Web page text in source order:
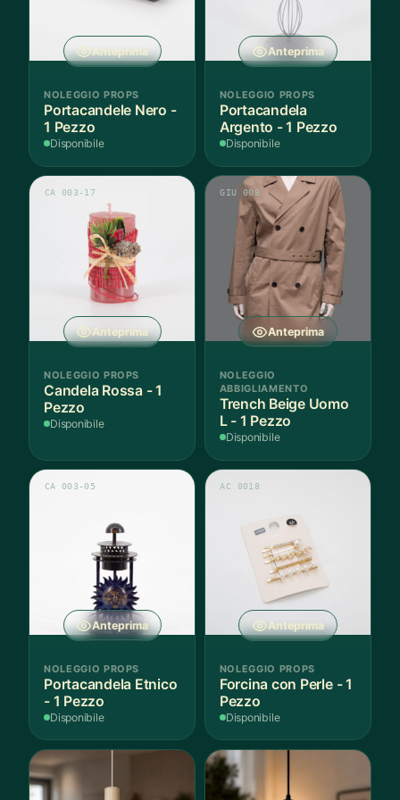
Anteprima
NOLEGGIO PROPS
Portacandele Nero -
1 Pezzo
Disponibile
Anteprima
NOLEGGIO PROPS
Portacandela
Argento - 1 Pezzo
Disponibile
Anteprima
CA 003-17
NOLEGGIO PROPS
Candela Rossa - 1
Pezzo
Disponibile
Anteprima
GIU 008
NOLEGGIO
ABBIGLIAMENTO
Trench Beige Uomo
L - 1 Pezzo
Disponibile
Anteprima
CA 003-05
NOLEGGIO PROPS
Portacandela Etnico
- 1 Pezzo
Disponibile
Anteprima
AC 0018
NOLEGGIO PROPS
Forcina con Perle - 1
Pezzo
Disponibile